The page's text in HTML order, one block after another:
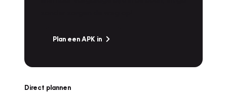
Plan een APK in
Direct plannen